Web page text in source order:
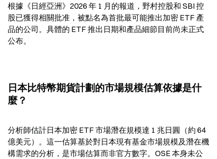
根據《日經亞洲》2026 年 1 月的報道，野村控股和 SBI 控
股已獲得相關批准，被點名為首批最可能推出加密 ETF 產
品的公司。具體的 ETF 推出日期和產品細節目前尚未正式
公布。
日本比特幣期貨計劃的市場規模估算依據是什
麼？
分析師估計日本加密 ETF 市場潛在規模達 1 兆日圓（約 64
億美元）。這一估算基於對日本現有基金市場規模及潛在機
構需求的分析，是市場估算而非官方數字。OSE 本身未公